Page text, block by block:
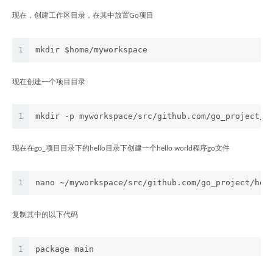
现在，创建工作区目录，在其中放置Go项目
1 mkdir $home/myworkspace
现在创建一个项目目录
1 mkdir -p myworkspace/src/github.com/go_project/
现在在go_项目目录下的hello目录下创建一个hello world程序go文件
1 nano ~/myworkspace/src/github.com/go_project/
复制其中的以下代码
1
package main